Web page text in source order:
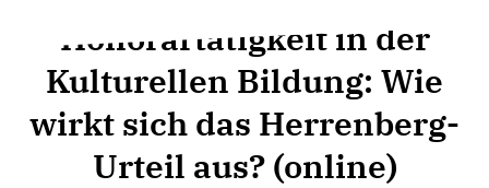
Honorartätigkeit in der
Kulturellen Bildung: Wie
wirkt sich das Herrenberg-
Urteil aus? (online)